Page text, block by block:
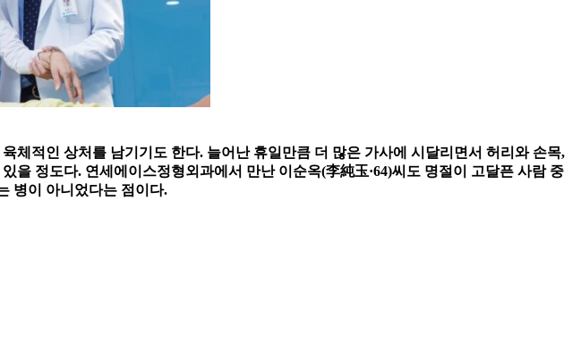
체적인 상처를 남기기도 한다. 늘어난 휴일만큼 더 많은 가사에 시달리면서 허리와 손목,
정도다. 연세에이스정형외과에서 만난 이순옥(李純玉·64)씨도 명절이 고달픈 사람 중
병이 아니었다는 점이다.